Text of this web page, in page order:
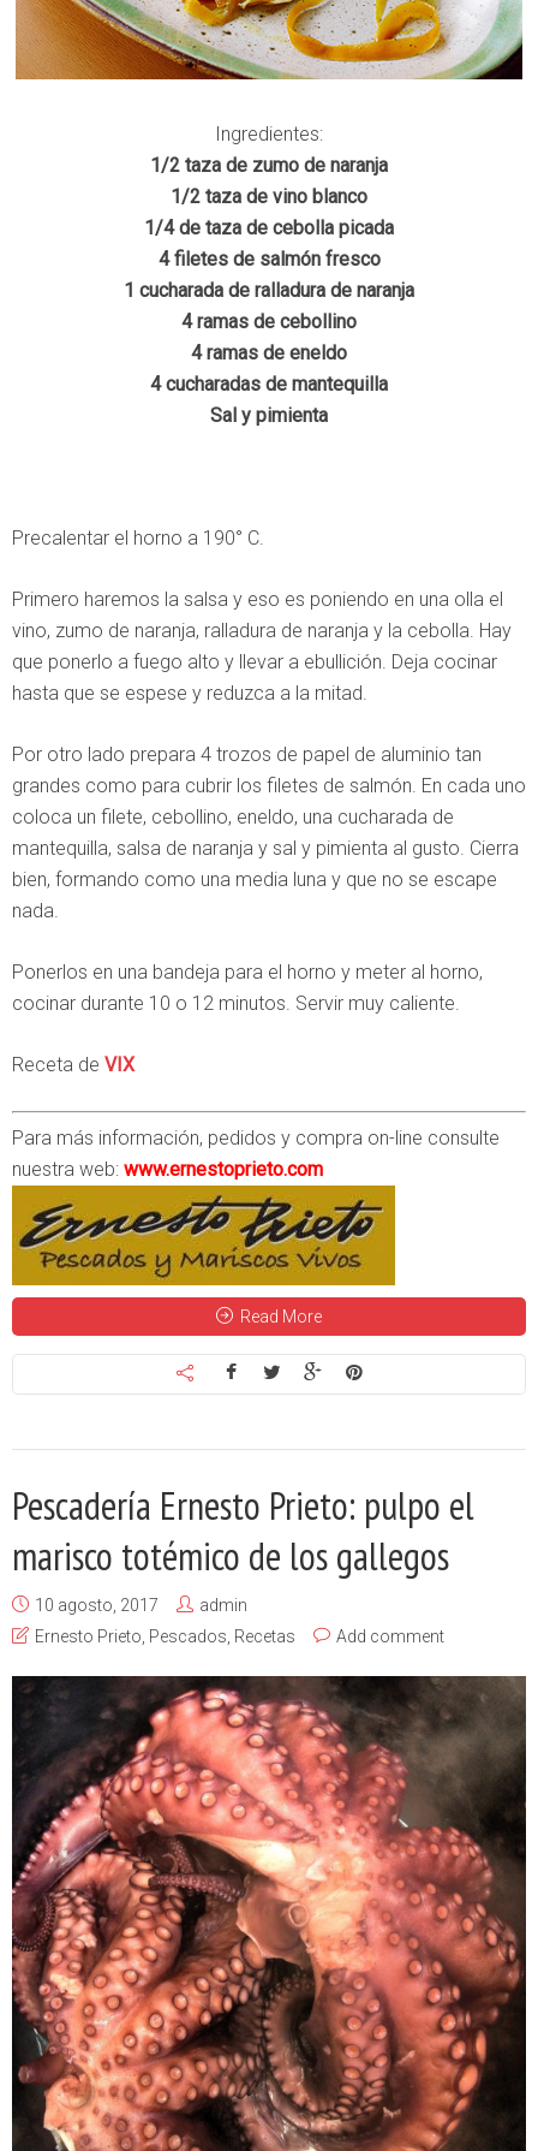
Ingredientes:
1/2 taza de zumo de naranja
1/2 taza de vino blanco
1/4 de taza de cebolla picada
4 filetes de salmón fresco
1 cucharada de ralladura de naranja
4 ramas de cebollino
4 ramas de eneldo
4 cucharadas de mantequilla
Sal y pimienta
Precalentar el horno a 190° C.
Primero haremos la salsa y eso es poniendo en una olla el
vino, zumo de naranja, ralladura de naranja y la cebolla. Hay
que ponerlo a fuego alto y llevar a ebullición. Deja cocinar
hasta que se espese y reduzca a la mitad.
Por otro lado prepara 4 trozos de papel de aluminio tan
grandes como para cubrir los filetes de salmón. En cada uno
coloca un filete, cebollino, eneldo, una cucharada de
mantequilla, salsa de naranja y sal y pimienta al gusto. Cierra
bien, formando como una media luna y que no se escape
nada.
Ponerlos en una bandeja para el horno y meter al horno,
cocinar durante 10 o 12 minutos. Servir muy caliente.
Receta de VIX
Para más información, pedidos y compra on-line consulte
nuestra web: www.ernestoprieto.com
Read More
Pescadería Ernesto Prieto: pulpo el
marisco totémico de los gallegos
10 agosto, 2017
admin
Ernesto Prieto Pescados Recetas Add comment